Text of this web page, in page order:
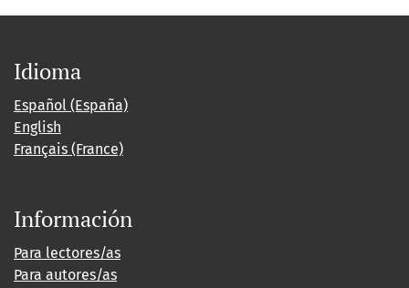
Idioma
Español (España)
English
Français (France)
Información
Para lectores/as
Para autores/as